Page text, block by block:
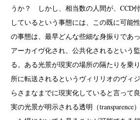
うか？ しかし、相当数の人間が、CCD
しているという事態には、この既に可能
の事態は、最早どんな些細な身振りであ
アーカイヴ化され、公共化されるという
る。ある光景が現実の場所の隔たりを乗
所に転送されるというヴィリリオのヴィ
らさまなまでに現実化していると言って
実の光景が明示される透明（transparence